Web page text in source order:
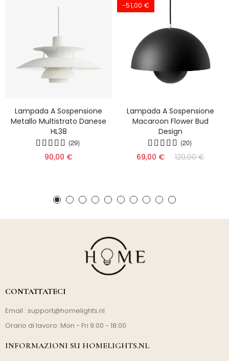
Lampada A Sospensione
Metallo Multistrato Danese
HL38
(29)
90,00 €
-51,00 €
Lampada A Sospensione
Macaroon Flower Bud
Design
(20)
69,00 € 120,00 €
CONTATTATECI
Email : support@homelights.nl
Orario di lavoro: Mon - Fri 9:00 - 18:00
INFORMAZIONI SU HOMELIGHTS.NL